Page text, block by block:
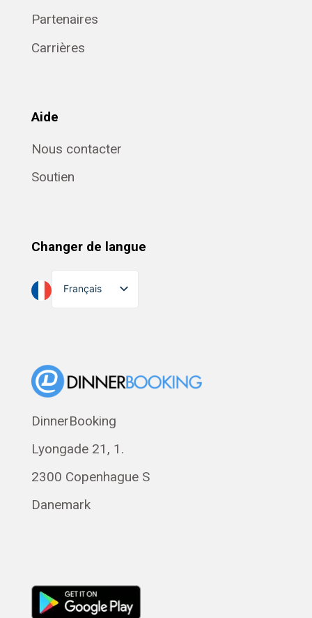
Partenaires
Carrières
Aide
Nous contacter
Soutien
Changer de langue
Français
Norsk bokmål
Polski
Svenska
Română
DinnerBooking
Lyongade 21, 1.
2300 Copenhague S
Danemark